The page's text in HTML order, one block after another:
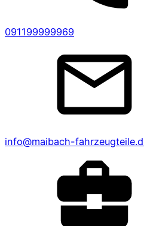
091199999969
info@maibach-